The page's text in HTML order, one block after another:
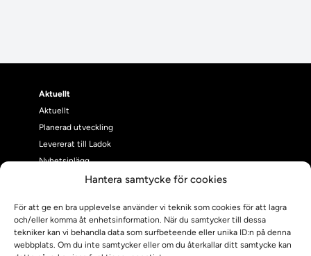
Hantera samtycke för cookies
För att ge en bra upplevelse använder vi teknik som cookies för att lagra
och/eller komma åt enhetsinformation. När du samtycker till dessa
tekniker kan vi behandla data som surfbeteende eller unika ID:n på denna
webbplats. Om du inte samtycker eller om du återkallar ditt samtycke kan
Aktuellt
Aktuellt
Planerad utveckling
Levererat till Ladok
Nyhetsinlägg
Individuella studieplaner
Instruktioner
Möten
Våra tjänster